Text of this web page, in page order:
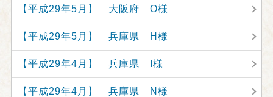
【平成29年5月】 大阪府 O様
【平成29年5月】 兵庫県 H様
【平成29年4月】 兵庫県 I様
【平成29年4月】 兵庫県 N様